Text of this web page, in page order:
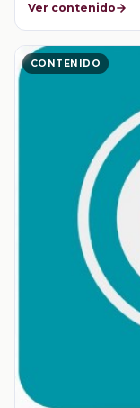
Ver contenido
CONTENIDO